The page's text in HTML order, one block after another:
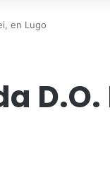
en Lugo